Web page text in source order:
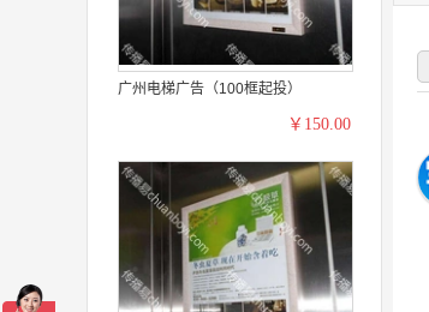
广州电梯广告（100框起投）
￥150.00